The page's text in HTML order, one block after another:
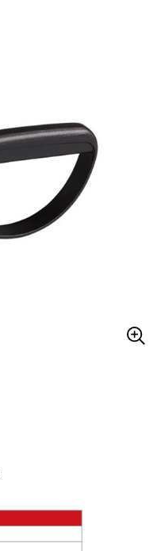
パーカッション
電子ピアノ